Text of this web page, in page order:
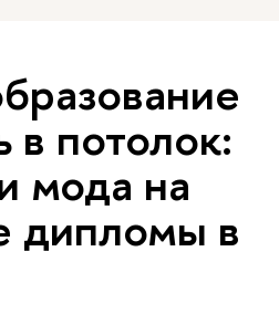
в потолок:
мода на
дипломы в